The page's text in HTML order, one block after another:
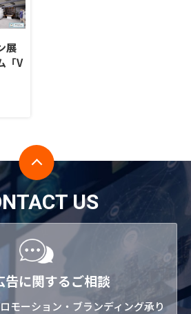
展
「V
US
告に関するご相談
モーション・ブランディング承り